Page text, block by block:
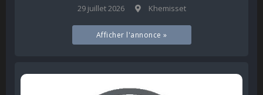
29 juillet 2026 Khemisset
Afficher l'annonce »